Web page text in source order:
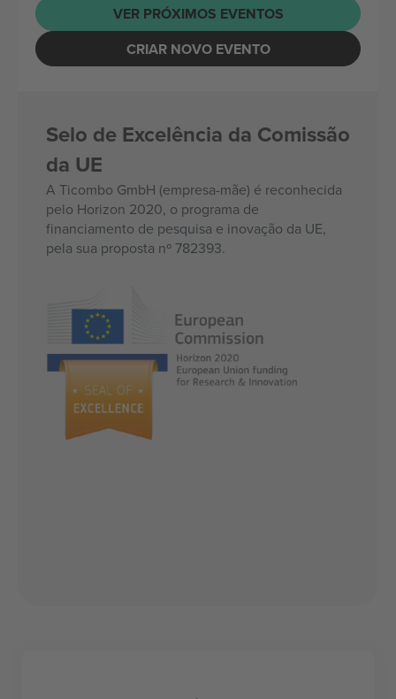
VER PRÓXIMOS EVENTOS
CRIAR NOVO EVENTO
Selo de Excelência da Comissão
da UE
A Ticombo GmbH (empresa-mãe) é reconhecida
pelo Horizon 2020, o programa de
financiamento de pesquisa e inovação da UE,
pela sua proposta nº 782393.